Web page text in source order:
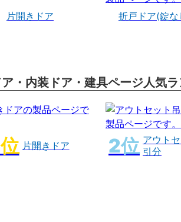
片開きドア 折戸ドア(錠な
・内装ドア・建具ページ人気
片開きドア
アウト
引分